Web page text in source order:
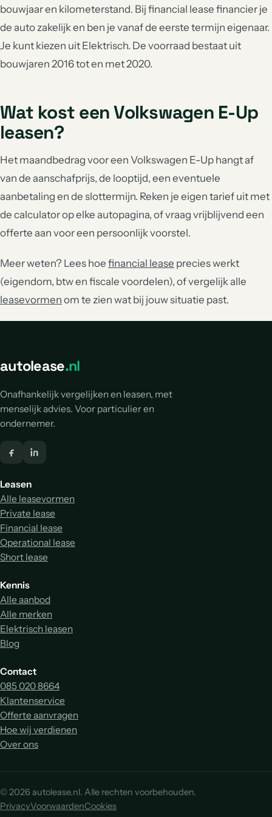
bouwjaar en kilometerstand. Bij financial lease financier je
de auto zakelijk en ben je vanaf de eerste termijn eigenaar.
Je kunt kiezen uit Elektrisch. De voorraad bestaat uit
bouwjaren 2016 tot en met 2020.
Wat kost een Volkswagen E-Up
leasen?
Het maandbedrag voor een Volkswagen E-Up hangt af
van de aanschafprijs, de looptijd, een eventuele
aanbetaling en de slottermijn. Reken je eigen tarief uit met
de calculator op elke autopagina, of vraag vrijblijvend een
offerte aan voor een persoonlijk voorstel.
Meer weten? Lees hoe financial lease precies werkt
(eigendom, btw en fiscale voordelen), of vergelijk alle
leasevormen om te zien wat bij jouw situatie past.
autolease.nl
Onafhankelijk vergelijken en leasen, met
menselijk advies. Voor particulier en
ondernemer.
Leasen
Alle leasevormen
Private lease
Financial lease
Operational lease
Short lease
Kennis
Alle aanbod
Alle merken
Elektrisch leasen
Blog
Contact
085 020 8664
Klantenservice
Offerte aanvragen
Hoe wij verdienen
Over ons
© 2026 autolease.nl. Alle rechten voorbehouden.
PrivacyVoorwaardenCookies